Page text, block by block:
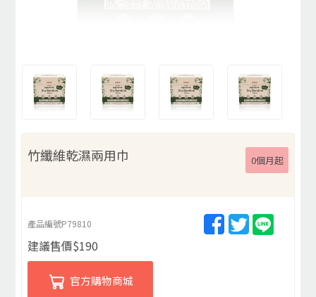
竹纖維乾濕兩用巾 0個月起
產品編號P79810
建議售價$190
官方購物商城